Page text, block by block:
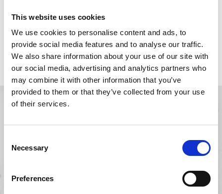
This website uses cookies
We use cookies to personalise content and ads, to
provide social media features and to analyse our traffic.
We also share information about your use of our site with
our social media, advertising and analytics partners who
may combine it with other information that you’ve
provided to them or that they’ve collected from your use
of their services.
Selection
Necessary
Preferences
Geïnstalleerde lokalisaties /
grootboekschema's
België - Boekhouding
Handige links
Startpagina
Stoelen